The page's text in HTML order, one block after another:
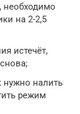
необходимо
на 2-2,5
истечёт,
нужно налить
режим